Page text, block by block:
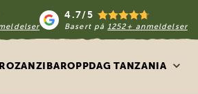
4.7/5
Basert på1252+ anmeldelser
ZANZIBAROPPDAG TANZANIA